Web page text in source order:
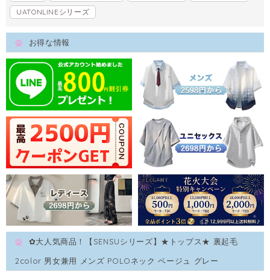
UATONLINEシリーズ
お得な情報
✿大人気商品！【SENSUシリーズ】★トップス★ 裏起毛
2color 男女兼用 メンズ POLOネック ベージュ グレー